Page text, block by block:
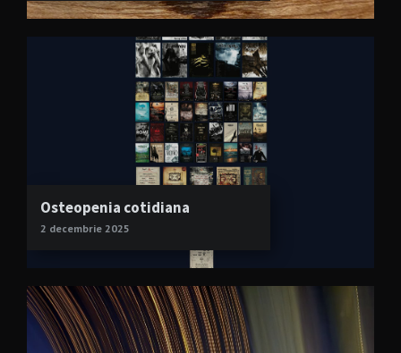
Osteopenia cotidiana
2 decembrie 2025